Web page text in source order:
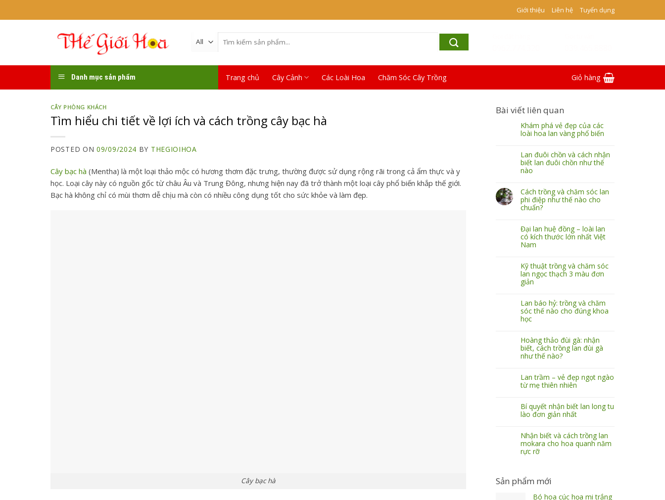
to
Giới thiệu Liên hệ Tuyển dụng
Danh mục sản phẩm Trang chủ Cây Cảnh Các Loài Hoa Chăm Sóc Cây Trồng Giỏ hàng
CÂY PHÒNG KHÁCH
Tìm hiểu chi tiết về lợi ích và cách trồng cây bạc hà
POSTED ON 09/09/2024 BY THEGIOIHOA
Cây bạc hà (Mentha) là một loại thảo mộc có hương thơm đặc trưng, thường được sử dụng rộng rãi trong cả ẩm thực và y
học. Loại cây này có nguồn gốc từ châu Âu và Trung Đông, nhưng hiện nay đã trở thành một loại cây phổ biến khắp thế giới.
Bạc hà không chỉ có mùi thơm dễ chịu mà còn có nhiều công dụng tốt cho sức khỏe và làm đẹp.
Cây bạc hà
Bài viết liên quan
Khám phá vẻ đẹp của các
loài hoa lan vàng phổ biến
Lan đuôi chồn và cách nhận
biết lan đuôi chồn như thế
nào
Cách trồng và chăm sóc lan
phi điệp như thế nào cho
chuẩn?
Đại lan huệ đồng – loài lan
có kích thước lớn nhất Việt
Nam
Kỹ thuật trồng và chăm sóc
lan ngọc thạch 3 màu đơn
giản
Lan báo hỷ: trồng và chăm
sóc thế nào cho đúng khoa
học
Hoàng thảo đùi gà: nhận
biết, cách trồng lan đùi gà
như thế nào?
Lan trầm – vẻ đẹp ngọt ngào
từ mẹ thiên nhiên
Bí quyết nhận biết lan long tu
lào đơn giản nhất
Nhận biết và cách trồng lan
mokara cho hoa quanh năm
rực rỡ
Sản phẩm mới
Bó hoa cúc họa mi trắng